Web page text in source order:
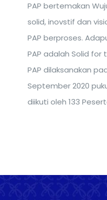
PAP bertemakan
solid, inovstif dan
PAP berproses.
PAP adalah Solid for
PAP dilaksanakan
September 2020
diikuti oleh 133